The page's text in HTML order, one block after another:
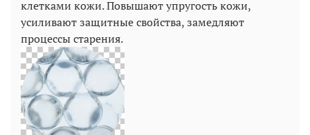
клетками кожи. Повышают упругость кожи,
усиливают защитные свойства, замедляют
процессы старения.